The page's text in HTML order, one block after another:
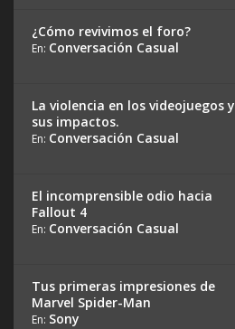
¿Cómo revivimos el foro?
En: Conversación Casual
La violencia en los videojuegos y
sus impactos.
En: Conversación Casual
El incomprensible odio hacia
Fallout 4
En: Conversación Casual
Tus primeras impresiones de
Marvel Spider-Man
En: Sony